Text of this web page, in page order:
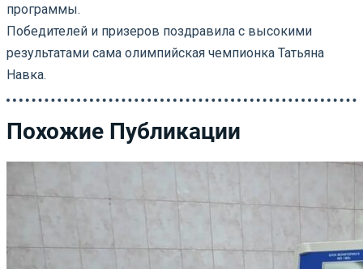
программы.
Победителей и призеров поздравила с высокими
результатами сама олимпийская чемпионка Татьяна
Навка.
Похожие Публикации